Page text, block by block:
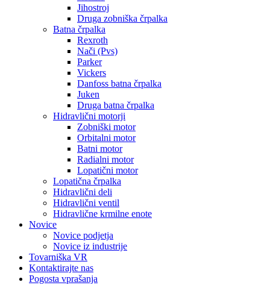
Jihostroj
Druga zobniška črpalka
Batna črpalka
Rexroth
Nači (Pvs)
Parker
Vickers
Danfoss batna črpalka
Juken
Druga batna črpalka
Hidravlični motorji
Zobniški motor
Orbitalni motor
Batni motor
Radialni motor
Lopatični motor
Lopatična črpalka
Hidravlični deli
Hidravlični ventil
Hidravlične krmilne enote
Novice
Novice podjetja
Novice iz industrije
Tovarniška VR
Kontaktirajte nas
Pogosta vprašanja